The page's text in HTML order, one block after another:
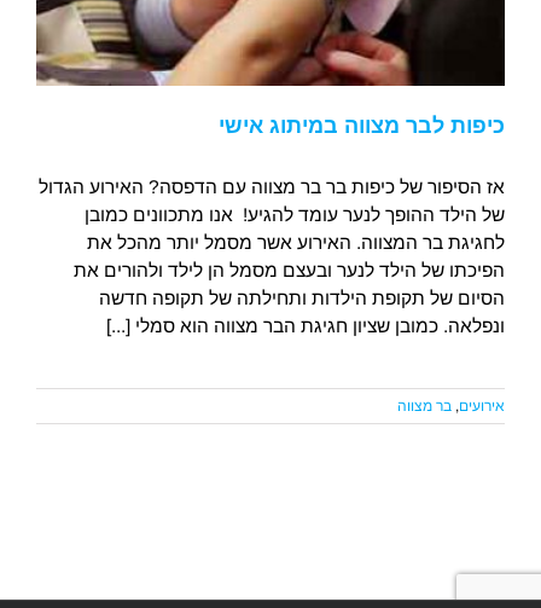
כיפות לבר מצווה במיתוג אישי
אז הסיפור של כיפות בר בר מצווה עם הדפסה? האירוע הגדול
של הילד ההופך לנער עומד להגיע! אנו מתכוונים כמובן
לחגיגת בר המצווה. האירוע אשר מסמל יותר מהכל את
הפיכתו של הילד לנער ובעצם מסמל הן לילד ולהורים את
הסיום של תקופת הילדות ותחילתה של תקופה חדשה
ונפלאה. כמובן שציון חגיגת הבר מצווה הוא סמלי [...]
אירועים, בר מצווה